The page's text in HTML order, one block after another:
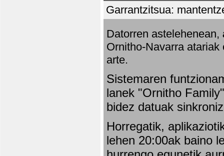
Garrantzitsua:
Datorren astelehenean,
Ornitho-Navarra
arte.
Sistemaren
lanek "Ornitho
bidez datuak
Horregatik,
lehen 20:00ak baino